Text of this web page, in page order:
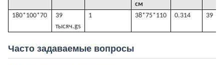
см
180*100*70
39
тысяч.gs
1 38*75*110 0.314 39
Часто задаваемые вопросы